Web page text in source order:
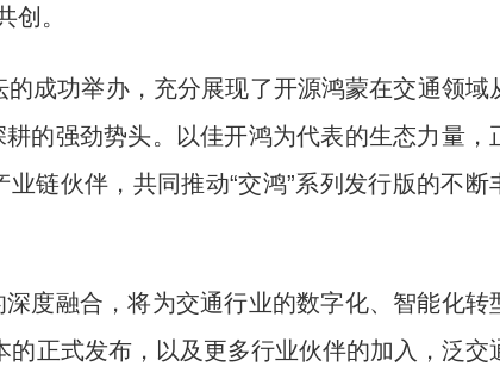
创。
功举办，充分展现了开源鸿蒙在交通领域
的强劲势头。以佳开鸿为代表的生态力量，
链伙伴，共同推动“交鸿”系列发行版的不断
融合，将为交通行业的数字化、智能化转
正式发布，以及更多行业伙伴的加入，泛交